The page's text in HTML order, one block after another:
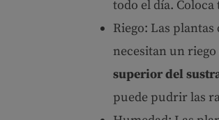
todo el día.
Riego: Las
necesitan un
superior del
puede pudrir las